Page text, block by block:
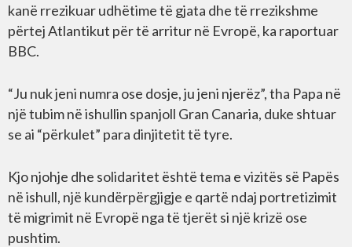
kanë rrezikuar udhëtime të gjata dhe të rrezikshme
përtej Atlantikut për të arritur në Evropë, ka raportuar
BBC.
“Ju nuk jeni numra ose dosje, ju jeni njerëz”, tha Papa në
një tubim në ishullin spanjoll Gran Canaria, duke shtuar
se ai “përkulet” para dinjitetit të tyre.
Kjo njohje dhe solidaritet është tema e vizitës së Papës
në ishull, një kundërpërgjigje e qartë ndaj portretizimit
të migrimit në Evropë nga të tjerët si një krizë ose
pushtim.